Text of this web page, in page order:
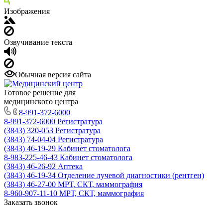
Изображения
Озвучивание текста
Обычная версия сайта
Готовое решение для
медицинского центра
8-991-372-6000
8-991-372-6000 Регистратура
(3843) 320-053 Регистратура
(3843) 74-04-04 Регистратура
(3843) 46-19-29 Кабинет стоматолога
8-983-225-46-43 Кабинет стоматолога
(3843) 46-26-92 Аптека
(3843) 46-19-34 Отделение лучевой диагностики (рентген)
(3843) 46-27-00 МРТ, СКТ, маммография
8-960-907-11-10 МРТ, СКТ, маммография
Заказать звонок